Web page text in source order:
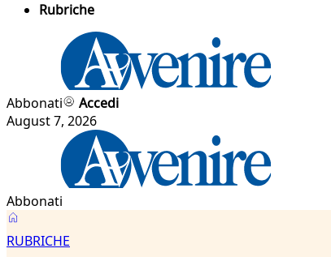
Rubriche
Abbonati
Accedi
August 7, 2026
Abbonati
RUBRICHE